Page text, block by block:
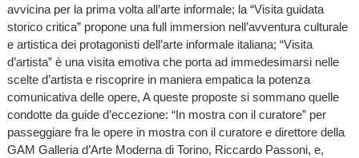
avvicina per la prima volta all’arte informale; la “Visita guidata
storico critica” propone una full immersion nell’avventura culturale
e artistica dei protagonisti dell’arte informale italiana; “Visita
d’artista” è una visita emotiva che porta ad immedesimarsi nelle
scelte d’artista e riscoprire in maniera empatica la potenza
comunicativa delle opere, A queste proposte si sommano quelle
condotte da guide d’eccezione: “In mostra con il curatore” per
passeggiare fra le opere in mostra con il curatore e direttore della
GAM Galleria d’Arte Moderna di Torino, Riccardo Passoni, e,